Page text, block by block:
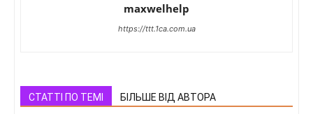
maxwelhelp
https://ttt.1ca.com.ua
СТАТТІ ПО ТЕМІ БІЛЬШЕ ВІД АВТОРА